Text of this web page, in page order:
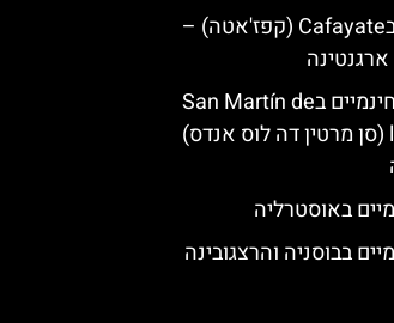
סיור חינם בCafayate (קפז'אטה) –
הסיורים החינמיים בSan Martín de
los Andes (סן מרטין דה לוס אנדס)
באוסטרליה
בבוסניה והרצגובינה